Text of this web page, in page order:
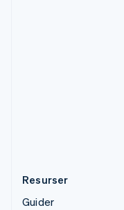
Resurser
Guider